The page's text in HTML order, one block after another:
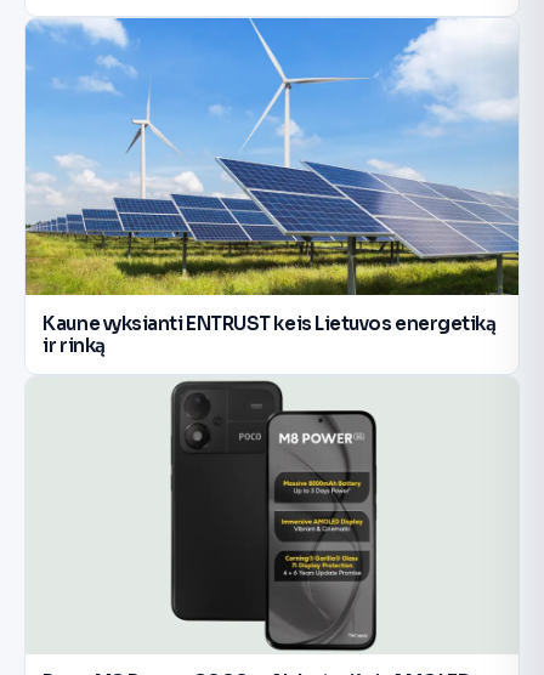
Kaune vyksianti ENTRUST keis Lietuvos energetiką
ir rinką